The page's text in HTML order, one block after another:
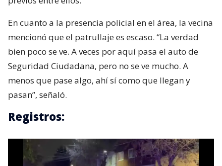
En cuanto a la presencia policial en el área, la vecina
mencionó que el patrullaje es escaso. “La verdad
bien poco se ve. A veces por aquí pasa el auto de
Seguridad Ciudadana, pero no se ve mucho. A
menos que pase algo, ahí sí como que llegan y
pasan”, señaló.
Registros: